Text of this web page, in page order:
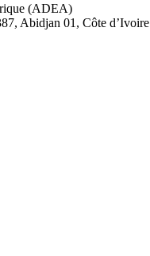
(ADEA)
Abidjan 01, Côte d’Ivoire